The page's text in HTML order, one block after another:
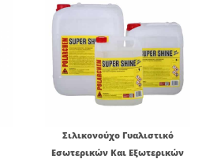
Σιλικονούχο Γυαλιστικό
Εσωτερικών Και Εξωτερικών